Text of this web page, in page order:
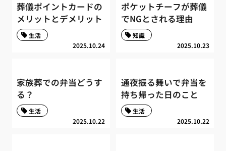
葬儀ポイントカードの
メリットとデメリット
2025.10.24
生活
ポケットチーフが葬儀
でNGとされる理由
2025.10.23
知識
家族葬での弁当どうす
る？
2025.10.22
生活
通夜振る舞いで弁当を
持ち帰った日のこと
2025.10.22
生活